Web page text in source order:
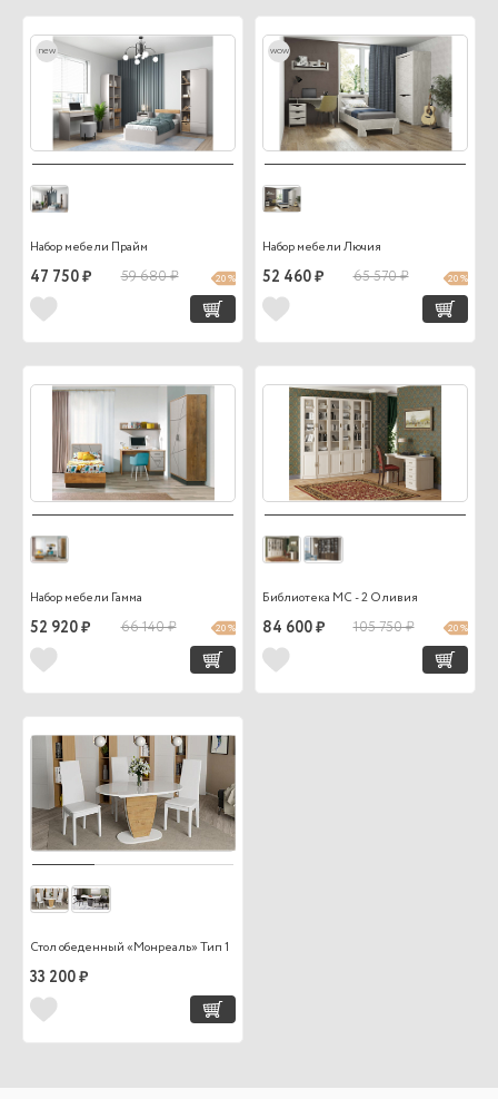
new
Набор мебели Прайм
47 750 ₽ 59 680 ₽ 20 %
wow
Набор мебели Лючия
52 460 ₽ 65 570 ₽ 20 %
Набор мебели Гамма
52 920 ₽ 66 140 ₽ 20 %
Библиотека МС - 2 Оливия
84 600 ₽ 105 750 ₽ 20 %
Стол обеденный «Монреаль» Тип 1
33 200 ₽